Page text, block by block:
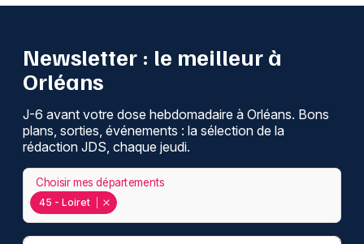
Newsletter : le meilleur à
Orléans
J-6 avant votre dose hebdomadaire à Orléans. Bons
plans, sorties, événements : la sélection de la
rédaction JDS, chaque jeudi.
45 - Loiret
Choisir mes départements